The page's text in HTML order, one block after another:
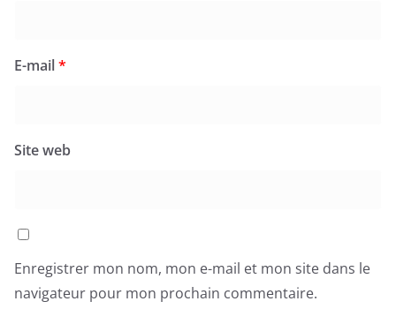
E-mail*
Site web
Enregistrer mon nom, mon e-mail et mon site dans le
navigateur pour mon prochain commentaire.